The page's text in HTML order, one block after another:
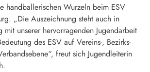
handballerischen Wurzeln beim ESV
„Die Auszeichnung steht auch in
mit unserer hervorragenden Jugendarbeit
des ESV auf Vereins-, Bezirks-
freut sich Jugendleiterin